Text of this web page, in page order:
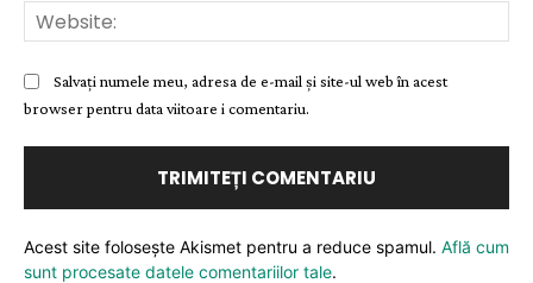
Salvați numele meu, adresa de e-mail și site-ul web în acest
browser pentru data viitoare i comentariu.
Acest site folosește Akismet pentru a reduce spamul. Află cum
sunt procesate datele comentariilor tale.